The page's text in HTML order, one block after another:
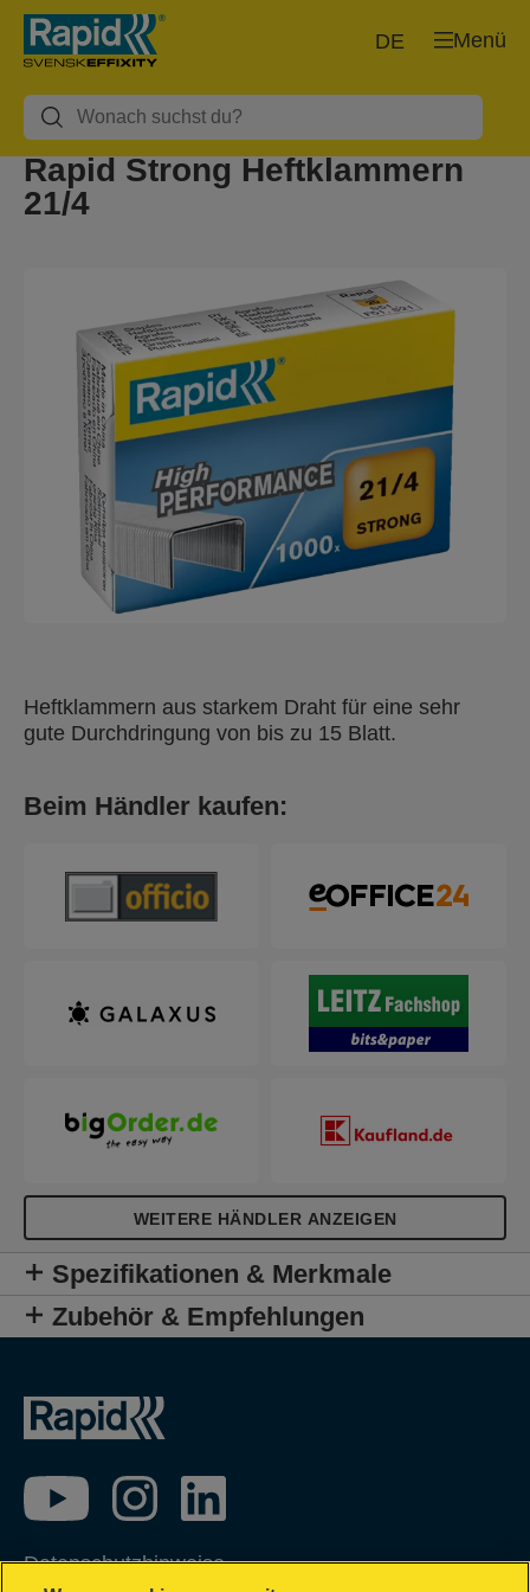
Menü
DE
Rapid Strong Heftklammern
21/4
Heftklammern aus starkem Draht für eine sehr
gute Durchdringung von bis zu 15 Blatt.
Beim Händler kaufen:
WEITERE HÄNDLER ANZEIGEN
Spezifikationen & Merkmale
Zubehör & Empfehlungen
Datenschutzhinweise